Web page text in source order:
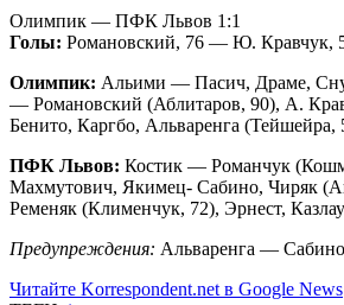
Олимпик — ПФК Львов 1:1
Голы: Романовский, 76 — Ю. Кравчук,
Олимпик: Альими — Пасич, Драме,
— Романовский (Аблитаров, 90), А.
Бенито, Каргбо, Альваренга (Тейшейра,
ПФК Львов: Костик — Романчук
Махмутович, Якимец- Сабино, Чиряк
Ременяк (Клименчук, 72), Эрнест,
Предупреждения: Альваренга —
Читайте Korrespondent.net в Google News